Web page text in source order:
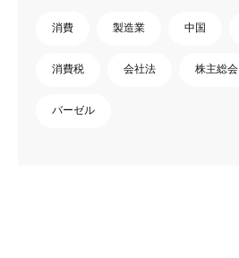
消費 製造業 中国
消費税 会社法 株主総会
バーゼル